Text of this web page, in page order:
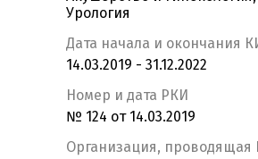
Урология
Дата начала и окончания
14.03.2019 - 31.12.2022
Номер и дата РКИ
№ 124 от 14.03.2019
Организация, проводящая